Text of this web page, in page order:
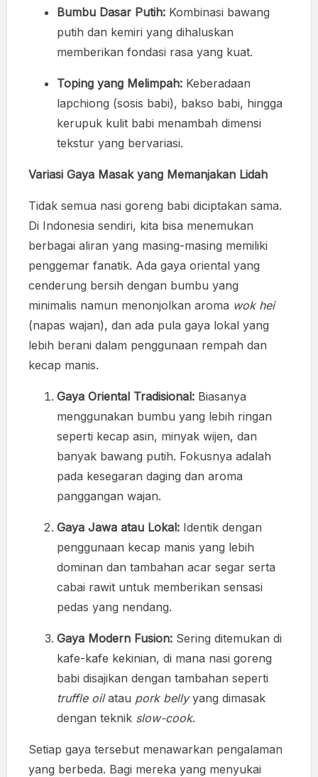
Bumbu Dasar Putih: Kombinasi bawang
putih dan kemiri yang dihaluskan
memberikan fondasi rasa yang kuat.
Toping yang Melimpah: Keberadaan
lapchiong (sosis babi), bakso babi, hingga
kerupuk kulit babi menambah dimensi
tekstur yang bervariasi.
Variasi Gaya Masak yang Memanjakan Lidah
Tidak semua nasi goreng babi diciptakan sama.
Di Indonesia sendiri, kita bisa menemukan
berbagai aliran yang masing-masing memiliki
penggemar fanatik. Ada gaya oriental yang
cenderung bersih dengan bumbu yang
minimalis namun menonjolkan aroma wok hei
(napas wajan), dan ada pula gaya lokal yang
lebih berani dalam penggunaan rempah dan
kecap manis.
Gaya Oriental Tradisional: Biasanya
menggunakan bumbu yang lebih ringan
seperti kecap asin, minyak wijen, dan
banyak bawang putih. Fokusnya adalah
pada kesegaran daging dan aroma
panggangan wajan.
Gaya Jawa atau Lokal: Identik dengan
penggunaan kecap manis yang lebih
dominan dan tambahan acar segar serta
cabai rawit untuk memberikan sensasi
pedas yang nendang.
Gaya Modern Fusion: Sering ditemukan di
kafe-kafe kekinian, di mana nasi goreng
babi disajikan dengan tambahan seperti
truffle oilatau pork bellyyang dimasak
dengan teknik slow-cook.
Setiap gaya tersebut menawarkan pengalaman
yang berbeda. Bagi mereka yang menyukai